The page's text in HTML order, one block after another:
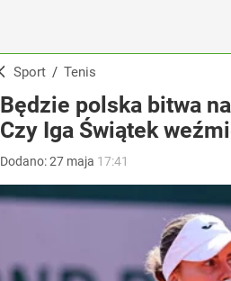
Sport / Tenis
Będzie polska bitwa
Czy Iga Świątek
Dodano:27 maja 17:41